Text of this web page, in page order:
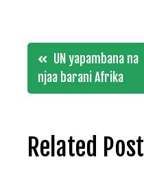
Post
navigation
UN yapambana na
njaa barani Afrika
Related Post